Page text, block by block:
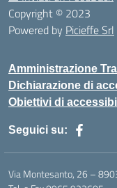
Copyright © 2023
Powered by Picieffe Srl
Amministrazione
Dichiarazione di
Obiettivi di
Seguici su:
Via Montesanto, 26 –